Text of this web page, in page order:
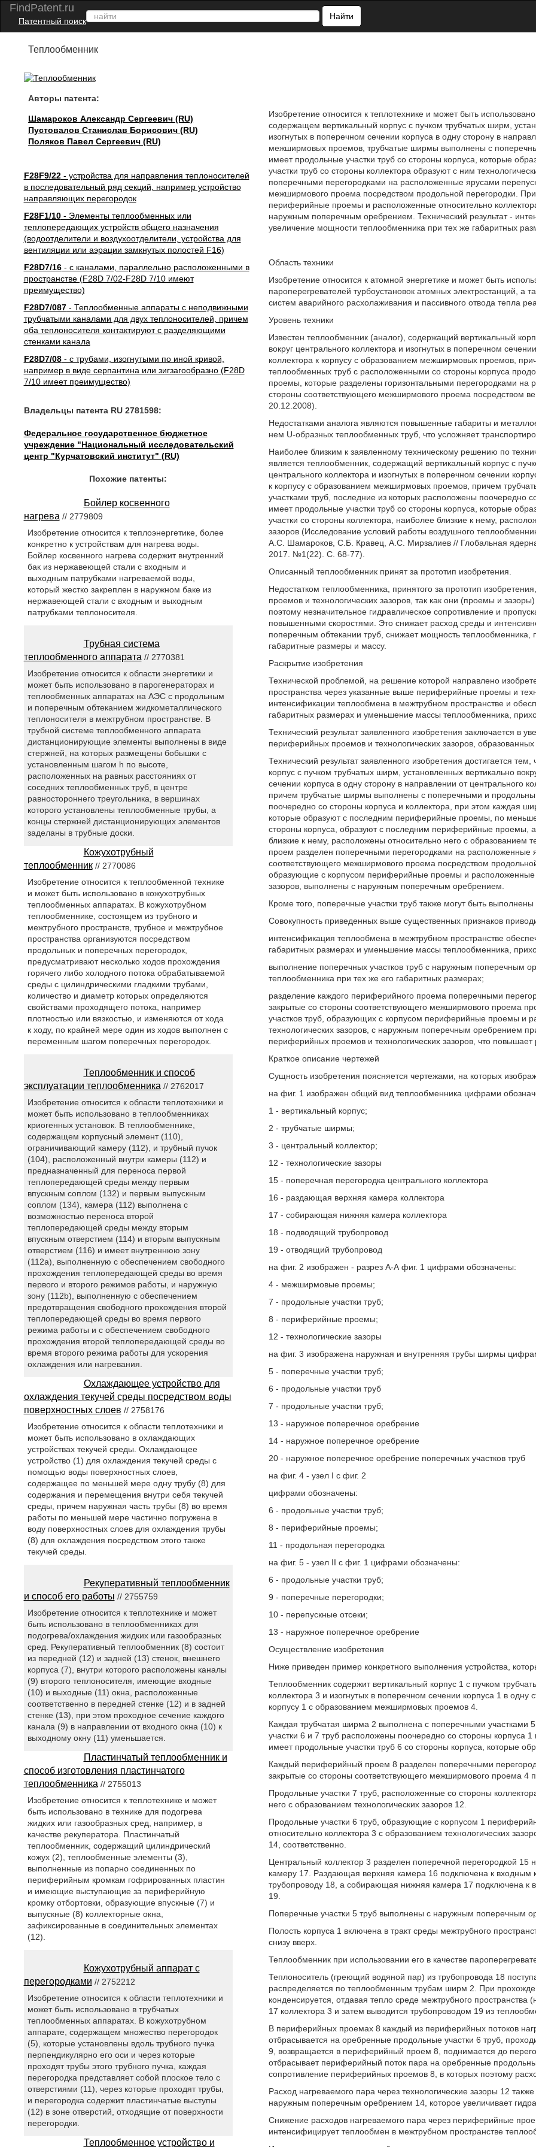
FindPatent.ru
Патентный поиск
Найти
Теплообменник
Авторы патента:
Шамароков Александр Сергеевич (RU)
Пустовалов Станислав Борисович (RU)
Поляков Павел Сергеевич (RU)
F28F9/22- устройства для направления теплоносителей
в последовательный ряд секций, например устройство
направляющих перегородок
F28F1/10- Элементы теплообменных или
теплопередающих устройств общего назначения
(водоотделители и воздухоотделители, устройства для
вентиляции или аэрации замкнутых полостей F16)
F28D7/16- с каналами, параллельно расположенными в
пространстве (F28D 7/02-F28D 7/10 имеют
преимущество)
F28D7/087- Теплообменные аппараты с неподвижными
трубчатыми каналами для двух теплоносителей, причем
оба теплоносителя контактируют с разделяющими
стенками канала
F28D7/08- с трубами, изогнутыми по иной кривой,
например в виде серпантина или зигзагообразно (F28D
7/10 имеет преимущество)
Владельцы патента RU 2781598:
Федеральное государственное бюджетное
учреждение "Национальный исследовательский
центр "Курчатовский институт" (RU)
Изобретение относится к теплотехнике и может быть
содержащем вертикальный корпус с пучком трубчатых ширм,
изогнутых в поперечном сечении корпуса в одну сторону в
межширмовых проемов, трубчатые ширмы выполнены с
имеет продольные участки труб со стороны корпуса, которые
участки труб со стороны коллектора образуют с ним
поперечными перегородками на расположенные ярусами
межширмового проема посредством продольной перегородки.
периферийные проемы и расположенные относительно
наружным поперечным оребрением. Технический результат -
увеличение мощности теплообменника при тех же габаритных
Область техники
Изобретение относится к атомной энергетике и может быть
пароперегревателей турбоустановок атомных электростанций, а
систем аварийного расхолаживания и пассивного отвода тепла
Уровень техники
Известен теплообменник (аналог), содержащий вертикальный
вокруг центрального коллектора и изогнутых в поперечном
коллектора к корпусу с образованием межширмовых проемов,
теплообменных труб с расположенными со стороны корпуса
проемы, которые разделены горизонтальными перегородками на
стороны соответствующего межширмового проема посредством
20.12.2008).
Недостатками аналога являются повышенные габариты и
нем U-образных теплообменных труб, что усложняет
Наиболее близким к заявленному техническому решению по
является теплообменник, содержащий вертикальный корпус с
центрального коллектора и изогнутых в поперечном сечении
к корпусу с образованием межширмовых проемов, причем
участками труб, последние из которых расположены поочередно
имеет продольные участки труб со стороны корпуса, которые
участки со стороны коллектора, наиболее близкие к нему,
зазоров (Исследование условий работы воздушного
А.С. Шамароков, С.Б. Кравец, А.С. Мирзалиев // Глобальная
2017. №1(22). С. 68-77).
Описанный теплообменник принят за прототип изобретения.
Недостатком теплообменника, принятого за прототип
проемов и технологических зазоров, так как они (проемы и
поэтому незначительное гидравлическое сопротивление и
повышенными скоростями. Это снижает расход среды и
поперечным обтекании труб, снижает мощность теплообменника,
габаритные размеры и массу.
Раскрытие изобретения
Технической проблемой, на решение которой направлено
пространства через указанные выше периферийные проемы и
интенсификации теплообмена в межтрубном пространстве и
габаритных размерах и уменьшение массы теплообменника,
Технический результат заявленного изобретения заключается в
периферийных проемов и технологических зазоров,
Технический результат заявленного изобретения достигается
корпус с пучком трубчатых ширм, установленных вертикально
сечении корпуса в одну сторону в направлении от центрального
причем трубчатые ширмы выполнены с поперечными и
поочередно со стороны корпуса и коллектора, при этом каждая
которые образуют с последним периферийные проемы, по
стороны корпуса, образуют с последним периферийные проемы,
близкие к нему, расположены относительно него с образованием
проем разделен поперечными перегородками на расположенные
соответствующего межширмового проема посредством
образующие с корпусом периферийные проемы и расположенные
зазоров, выполнены с наружным поперечным оребрением.
Кроме того, поперечные участки труб также могут быть
Совокупность приведенных выше существенных признаков
интенсификация теплообмена в межтрубном пространстве
габаритных размерах и уменьшение массы теплообменника,
выполнение поперечных участков труб с наружным поперечным
теплообменника при тех же его габаритных размерах;
разделение каждого периферийного проема поперечными
закрытые со стороны соответствующего межширмового проема
участков труб, образующих с корпусом периферийные проемы и
технологических зазоров, с наружным поперечным оребрением
периферийных проемов и технологических зазоров, что
Краткое описание чертежей
Сущность изобретения поясняется чертежами, на которых
на фиг. 1 изображен общий вид теплообменника цифрами
1 - вертикальный корпус;
2 - трубчатые ширмы;
3 - центральный коллектор;
12 - технологические зазоры
15 - поперечная перегородка центрального коллектора
16 - раздающая верхняя камера коллектора
17 - собирающая нижняя камера коллектора
18 - подводящий трубопровод
19 - отводящий трубопровод
на фиг. 2 изображен - разрез А-А фиг. 1 цифрами обозначены:
4 - межширмовые проемы;
7 - продольные участки труб;
8 - периферийные проемы;
12 - технологические зазоры
на фиг. 3 изображена наружная и внутренняя трубы ширмы
5 - поперечные участки труб;
6 - продольные участки труб
7 - продольные участки труб;
13 - наружное поперечное оребрение
14 - наружное поперечное оребрение
20 - наружное поперечное оребрение поперечных участков труб
на фиг. 4 - узел I с фиг. 2
цифрами обозначены:
6 - продольные участки труб;
8 - периферийные проемы;
11 - продольная перегородка
на фиг. 5 - узел II с фиг. 1 цифрами обозначены:
6 - продольные участки труб;
9 - поперечные перегородки;
10 - перепускные отсеки;
13 - наружное поперечное оребрение
Осуществление изобретения
Ниже приведен пример конкретного выполнения устройства,
Теплообменник содержит вертикальный корпус 1 с пучком
коллектора 3 и изогнутых в поперечном сечении корпуса 1 в одну
корпусу 1 с образованием межширмовых проемов 4.
Каждая трубчатая ширма 2 выполнена с поперечными участками
участки 6 и 7 труб расположены поочередно со стороны корпуса
имеет продольные участки труб 6 со стороны корпуса, которые
Каждый периферийный проем 8 разделен поперечными
закрытые со стороны соответствующего межширмового проема 4
Продольные участки 7 труб, расположенные со стороны
него с образованием технологических зазоров 12.
Продольные участки 6 труб, образующие с корпусом 1
относительно коллектора 3 с образованием технологических
14, соответственно.
Центральный коллектор 3 разделен поперечной перегородкой
камеру 17. Раздающая верхняя камера 16 подключена к
трубопроводу 18, а собирающая нижняя камера 17 подключена
19.
Поперечные участки 5 труб выполнены с наружным поперечным
Полость корпуса 1 включена в тракт среды межтрубного
снизу вверх.
Теплообменник при использовании его в качестве
Теплоноситель (греющий водяной пар) из трубопровода 18
распределяется по теплообменным трубам ширм 2. При
конденсируется, отдавая тепло среде межтрубного
17 коллектора 3 и затем выводится трубопроводом 19 из
В периферийных проемах 8 каждый из периферийных потоков
отбрасывается на оребренные продольные участки 6 труб,
9, возвращается в периферийный проем 8, поднимается до
отбрасывает периферийный поток пара на оребренные
сопротивление периферийных проемов 8, в которых поэтому
Расход нагреваемого пара через технологические зазоры 12
наружным поперечным оребрением 14, которое увеличивает
Снижение расходов нагреваемого пара через периферийные
интенсифицирует теплообмен в межтрубном пространстве
Похожие патенты:
Бойлер косвенного
нагрева // 2779809
Изобретение относится к теплоэнергетике, более
конкретно к устройствам для нагрева воды.
Бойлер косвенного нагрева содержит внутренний
бак из нержавеющей стали с входным и
выходным патрубками нагреваемой воды,
который жестко закреплен в наружном баке из
нержавеющей стали с входным и выходным
патрубками теплоносителя.
Трубная система
теплообменного аппарата // 2770381
Изобретение относится к области энергетики и
может быть использовано в парогенераторах и
теплообменных аппаратах на АЭС с продольным
и поперечным обтеканием жидкометаллического
теплоносителя в межтрубном пространстве. В
трубной системе теплообменного аппарата
дистанционирующие элементы выполнены в виде
стержней, на которых размещены бобышки с
установленным шагом h по высоте,
расположенных на равных расстояниях от
соседних теплообменных труб, в центре
равностороннего треугольника, в вершинах
которого установлены теплообменные трубы, а
концы стержней дистанционирующих элементов
заделаны в трубные доски.
Кожухотрубный
теплообменник// 2770086
Изобретение относится к теплообменной технике
и может быть использовано в кожухотрубных
теплообменных аппаратах. В кожухотрубном
теплообменнике, состоящем из трубного и
межтрубного пространств, трубное и межтрубное
пространства организуются посредством
продольных и поперечных перегородок,
предусматривают несколько ходов прохождения
горячего либо холодного потока обрабатываемой
среды с цилиндрическими гладкими трубами,
количество и диаметр которых определяются
свойствами проходящего потока, например
плотностью или вязкостью, и изменяются от хода
к ходу, по крайней мере один из ходов выполнен с
переменным шагом поперечных перегородок.
Теплообменник и способ
эксплуатации теплообменника // 2762017
Изобретение относится к области теплотехники и
может быть использовано в теплообменниках
криогенных установок. В теплообменнике,
содержащем корпусный элемент (110),
ограничивающий камеру (112), и трубный пучок
(104), расположенный внутри камеры (112) и
предназначенный для переноса первой
теплопередающей среды между первым
впускным соплом (132) и первым выпускным
соплом (134), камера (112) выполнена с
возможностью переноса второй
теплопередающей среды между вторым
впускным отверстием (114) и вторым выпускным
отверстием (116) и имеет внутреннюю зону
(112а), выполненную с обеспечением свободного
прохождения теплопередающей среды во время
первого и второго режимов работы, и наружную
зону (112b), выполненную с обеспечением
предотвращения свободного прохождения второй
теплопередающей среды во время первого
режима работы и с обеспечением свободного
прохождения второй теплопередающей среды во
время второго режима работы для ускорения
охлаждения или нагревания.
Охлаждающее устройство для
охлаждения текучей среды посредством воды
поверхностных слоев // 2758176
Изобретение относится к области теплотехники и
может быть использовано в охлаждающих
устройствах текучей среды. Охлаждающее
устройство (1) для охлаждения текучей среды с
помощью воды поверхностных слоев,
содержащее по меньшей мере одну трубу (8) для
содержания и перемещения внутри себя текучей
среды, причем наружная часть трубы (8) во время
работы по меньшей мере частично погружена в
воду поверхностных слоев для охлаждения трубы
(8) для охлаждения посредством этого также
текучей среды.
Рекуперативный теплообменник
и способ его работы // 2755759
Изобретение относится к теплотехнике и может
быть использовано в теплообменниках для
подогрева/охлаждения жидких или газообразных
сред. Рекуперативный теплообменник (8) состоит
из передней (12) и задней (13) стенок, внешнего
корпуса (7), внутри которого расположены каналы
(9) второго теплоносителя, имеющие входные
(10) и выходные (11) окна, расположенные
соответственно в передней стенке (12) и в задней
стенке (13), при этом проходное сечение каждого
канала (9) в направлении от входного окна (10) к
выходному окну (11) уменьшается.
Пластинчатый теплообменник и
способ изготовления пластинчатого
теплообменника // 2755013
Изобретение относится к теплотехнике и может
быть использовано в технике для подогрева
жидких или газообразных сред, например, в
качестве рекуператора. Пластинчатый
теплообменник, содержащий цилиндрический
кожух (2), теплообменные элементы (3),
выполненные из попарно соединенных по
периферийным кромкам гофрированных пластин
и имеющие выступающие за периферийную
кромку отбортовки, образующие впускные (7) и
выпускные (8) коллекторные окна,
зафиксированные в соединительных элементах
(12).
Кожухотрубный аппарат с
перегородками // 2752212
Изобретение относится к области теплотехники и
может быть использовано в трубчатых
теплообменных аппаратах. В кожухотрубном
аппарате, содержащем множество перегородок
(5), которые установлены вдоль трубного пучка
перпендикулярно его оси и через которые
проходят трубы этого трубного пучка, каждая
перегородка представляет собой плоское тело с
отверстиями (11), через которые проходят трубы,
и перегородка содержит пластинчатые выступы
(12) в зоне отверстий, отходящие от поверхности
перегородки.
Теплообменное устройство и